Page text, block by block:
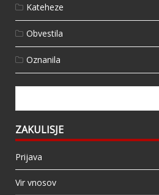
Kateheze
Obvestila
Oznanila
ZAKULISJE
Prijava
Vir vnosov